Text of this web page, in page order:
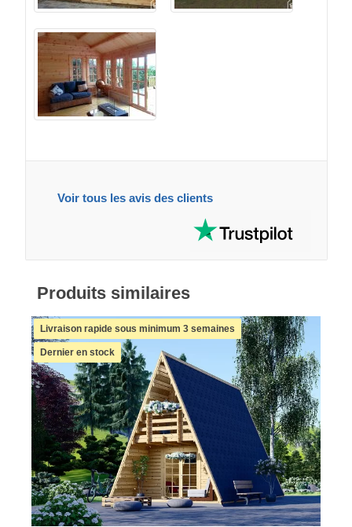
Voir tous les avis des clients
Produits similaires
Livraison rapide sous minimum 3 semaines
Dernier en stock